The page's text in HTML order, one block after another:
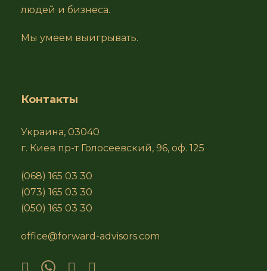
людей и бизнеса.
Мы умеем выигрывать.
Контакты
Украина, 03040
г. Киев пр-т Голосеевский, 96, оф. 125
(068) 165 03 30
(073) 165 03 30
(050) 165 03 30
office@forward-advisors.com